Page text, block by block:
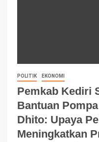
POLITIK EKONOMI
Pemkab Kediri
Bantuan
Dhito: Upaya
Meningkatkan